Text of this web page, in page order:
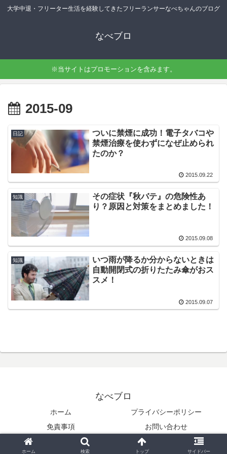
大学中退・フリーター生活を経験してきたフリーランサーなべちゃんのブログ
なべブロ
※当サイトはプロモーションを含みます。
2015-09
日記
ついに禁煙に成功！電子タバコや
禁煙治療を使わずになぜ止められ
たのか？
2015.09.22
知識
その症状『秋バテ』の危険性あ
り？原因と対策をまとめました！
2015.09.08
知識
いつ雨が降るか分からないときは
自動開閉式の折りたたみ傘がおス
スメ！
2015.09.07
なべブロ
ホーム
プライバシーポリシー
免責事項
お問い合わせ
Copyright © 2015-2026 なべブロ All Rights Reserved.
ホーム 検索 トップ サイドバー